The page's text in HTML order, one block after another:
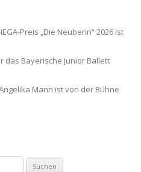
Preis „Die Neuberin“ 2026 ist
das Bayerische Junior Ballett
Mann ist von der Bühne